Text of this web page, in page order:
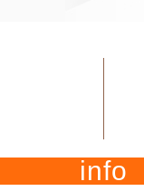
info